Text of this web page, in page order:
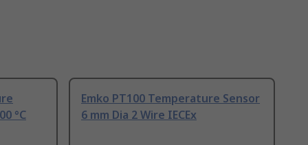
°C
Emko PT100 Temperature Sensor
6 mm Dia 2 Wire IECEx